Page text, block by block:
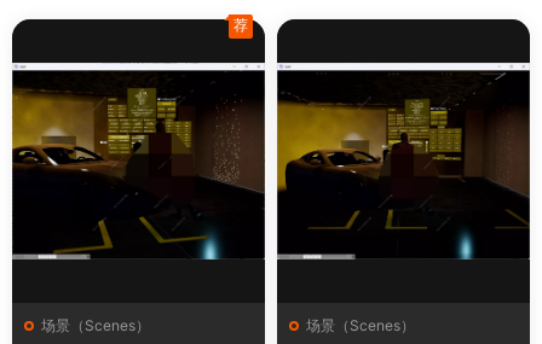
场景（Scenes）
荐
场景（Scenes）